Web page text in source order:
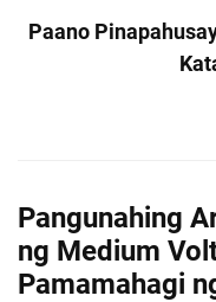
Makipag-ugnayan
Paano
Pangunahing
ng Medium
Pamamahagi